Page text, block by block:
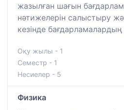
жазылған шағын
нәтижелерін салыстыру
кезінде бағдарламалардың
Оқу жылы - 1
Семестр - 1
Несиелер - 5
Физика